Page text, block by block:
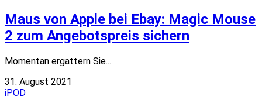
Maus von Apple bei Ebay: Magic Mouse
2 zum Angebotspreis sichern
Momentan ergattern Sie...
31. August 2021
iPOD